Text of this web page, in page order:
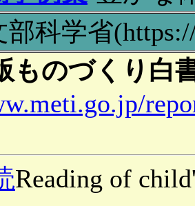
科学省
ものづくり白
Reading of